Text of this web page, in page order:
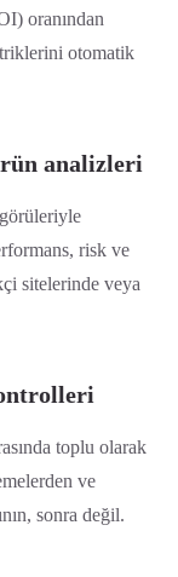
oranından
otomatik
analizleri
risk ve
sitelerinde veya
toplu olarak
ve
sonra değil.